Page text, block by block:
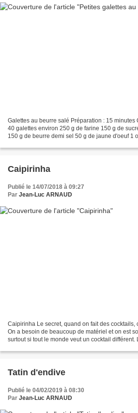
Galettes au beurre salé Préparation : 15 minutes
40 galettes environ 250 g de farine 150 g de
150 g de beurre demi sel 50 g de jaune d'oeuf 1
Caipirinha
Publié le 14/07/2018 à 09:27
Par Jean-Luc ARNAUD
Caipirinha Le secret, quand on fait des cocktails,
On a besoin de beaucoup de matériel et on est
surtout si tout le monde veut un cocktail différent.
Tatin d'endive
Publié le 04/02/2019 à 08:30
Par Jean-Luc ARNAUD